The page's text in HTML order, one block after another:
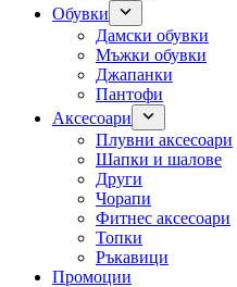
Обувки
Дамски обувки
Мъжки обувки
Джапанки
Пантофи
Аксесоари
Плувни аксесоари
Шапки и шалове
Други
Чорапи
Фитнес аксесоари
Топки
Ръкавици
Промоции